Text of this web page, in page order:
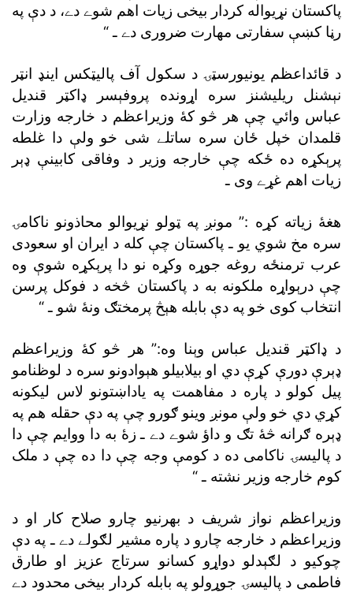
پاکستان نړيواله کردار بيخى زيات اهم شوے دے، د دې په
رڼا کښې سفارتى مهارت ضرورى دے ـ “
د قائداعظم يونيورسټۍ د سکول آف پاليټکس اينډ انټر
نېشنل ريليشنز سره اړونده پروفېسر ډاکټر قنديل
عباس وائي چې هر څو کۀ وزيراعظم د خارجه وزارت
قلمدان خپل ځان سره ساتلے شى خو ولې دا غلطه
پرېکړه ده ځکه چې خارجه وزير د وفاقى کابينې ډېر
زيات اهم غړے وى ـ
هغۀ زياته کړه :” مونږ په ټولو نړيوالو محاذونو ناکامۍ
سره مخ شوي يو ـ پاکستان چې کله د ايران او سعودى
عرب ترمنځه روغه جوړه وکړه نو دا پرېکړه شوې وه
چې درېواړه ملکونه به د پاکستان څخه د فوکل پرسن
انتخاب کوى خو په دې بابله هېڅ پرمختګ ونۀ شو ـ “
د ډاکټر قنديل عباس وېنا وه:” هر څو کۀ وزيراعظم
ډېرې دورې کړې دي او بيلابيلو هېوادونو سره د لوظنامو
پيل کولو د پاره د مفاهمت په ياداښتونو لاس ليکونه
کړي دي خو ولې مونږ وينو ګورو چې په دې حقله هم په
ډېره ګرانه څۀ تګ و داؤ شوے دے ـ زۀ به دا ووايم چې دا
د پاليسۍ ناکامى ده د کومې وجه چې دا ده چې د ملک
کوم خارجه وزير نشته ـ “
وزيراعظم نواز شريف د بهرنيو چارو صلاح کار او د
وزيراعظم د خارجه چارو د پاره مشير لګولے دے ـ په دې
چوکيو د لګېدلو دواړو کسانو سرتاج عزيز او طارق
فاطمى د پاليسۍ جوړولو په بابله کردار بيخى محدود دے